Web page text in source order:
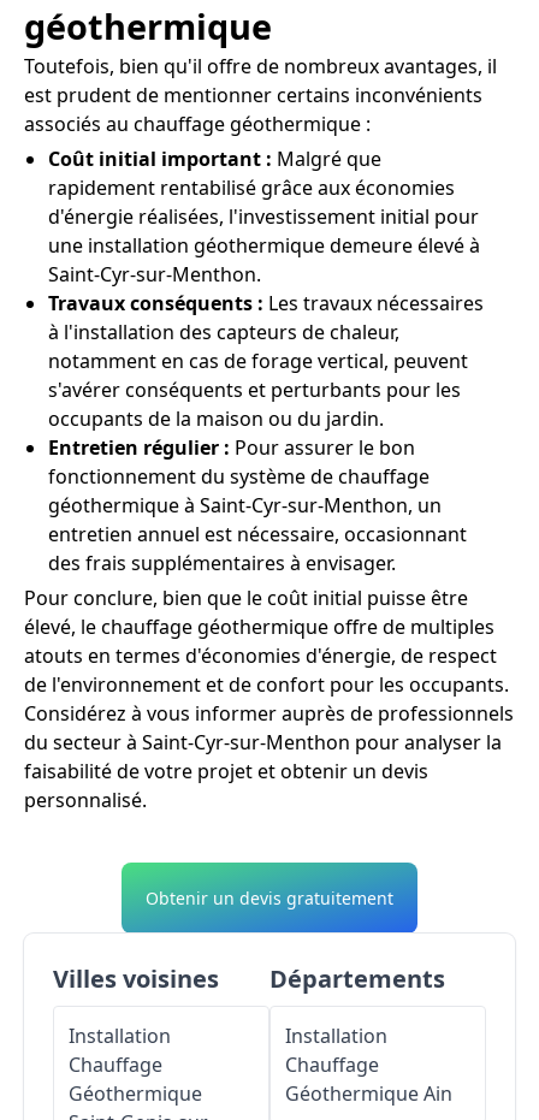
géothermique
Toutefois, bien qu'il offre de nombreux avantages, il
est prudent de mentionner certains inconvénients
associés au chauffage géothermique :
Coût initial important : Malgré que
rapidement rentabilisé grâce aux économies
d'énergie réalisées, l'investissement initial pour
une installation géothermique demeure élevé à
Saint-Cyr-sur-Menthon.
Travaux conséquents : Les travaux nécessaires
à l'installation des capteurs de chaleur,
notamment en cas de forage vertical, peuvent
s'avérer conséquents et perturbants pour les
occupants de la maison ou du jardin.
Entretien régulier : Pour assurer le bon
fonctionnement du système de chauffage
géothermique à Saint-Cyr-sur-Menthon, un
entretien annuel est nécessaire, occasionnant
des frais supplémentaires à envisager.
Pour conclure, bien que le coût initial puisse être
élevé, le chauffage géothermique offre de multiples
atouts en termes d'économies d'énergie, de respect
de l'environnement et de confort pour les occupants.
Considérez à vous informer auprès de professionnels
du secteur à Saint-Cyr-sur-Menthon pour analyser la
faisabilité de votre projet et obtenir un devis
personnalisé.
Obtenir un devis gratuitement
Villes voisines
Installation
Chauffage
Géothermique
Départements
Installation
Chauffage
GéothermiqueAin